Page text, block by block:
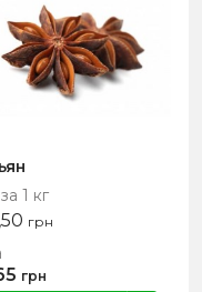
1 кг
грн
грн